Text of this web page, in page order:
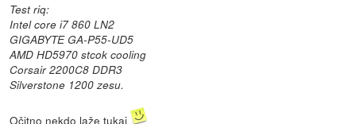
Test riq:
Intel core i7 860 LN2
GIGABYTE GA-P55-UD5
AMD HD5970 stcok cooling
Corsair 2200C8 DDR3
Silverstone 1200 zesu.
Očitno nekdo laže tukaj